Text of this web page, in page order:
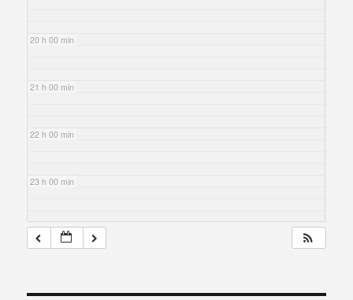
20 h 00 min
21 h 00 min
22 h 00 min
23 h 00 min